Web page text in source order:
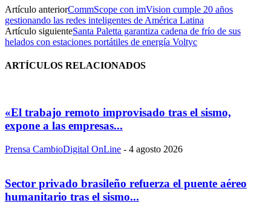
Artículo anteriorCommScope con imVision cumple 20 años
gestionando las redes inteligentes de América Latina
Artículo siguienteSanta Paletta garantiza cadena de frío de sus
helados con estaciones portátiles de energía Voltyc
ARTÍCULOS RELACIONADOS
«El trabajo remoto improvisado tras el sismo,
expone a las empresas...
Prensa CambioDigital OnLine - 4 agosto 2026
Sector privado brasileño refuerza el puente aéreo
humanitario tras el sismo...